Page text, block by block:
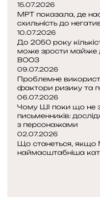
е
й
д
и
н
а
о
с
и
н
і
г
н
і
з
15.07.2026
МРТ показала, де
схильність до
10.07.2026
До 2050 року
може зрости майже
ВООЗ
09.07.2026
Проблемне
фактори ризику та
06.07.2026
Чому ШІ поки що не
письменників:
з персонажами
02.07.2026
Що станеться, якщо
наймасштабніша